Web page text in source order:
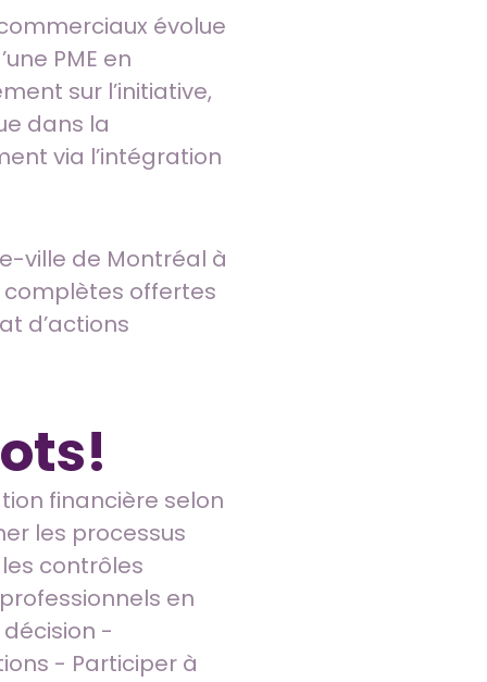
évolue
PME en
sur l’initiative,
dans la
via l’intégration
ville de Montréal à
offertes
d’actions
financière selon
les processus
contrôles
en
-
- Participer à